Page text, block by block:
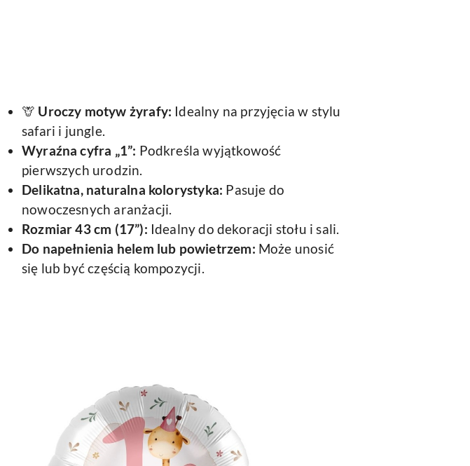
🦒 Uroczy motyw żyrafy: Idealny na przyjęcia w stylu
safari i jungle.
Wyraźna cyfra „1”: Podkreśla wyjątkowość
pierwszych urodzin.
Delikatna, naturalna kolorystyka: Pasuje do
nowoczesnych aranżacji.
Rozmiar 43 cm (17”): Idealny do dekoracji stołu i sali.
Do napełnienia helem lub powietrzem: Może unosić
się lub być częścią kompozycji.